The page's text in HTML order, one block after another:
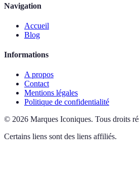
Navigation
Accueil
Blog
Informations
A propos
Contact
Mentions légales
Politique de confidentialité
© 2026 Marques Iconiques. Tous droits
Certains liens sont des liens affiliés.